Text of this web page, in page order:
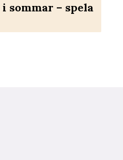
sommar – spela